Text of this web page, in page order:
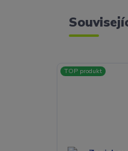
TOP produkt